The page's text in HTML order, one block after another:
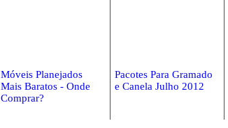
Móveis Planejados
Mais Baratos - Onde
Comprar?
Pacotes Para Gramado
e Canela Julho 2012